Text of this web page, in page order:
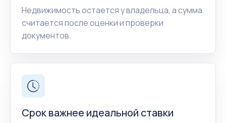
Недвижимость остается у владельца, а сумма
считается после оценки и проверки
документов.
Срок важнее идеальной ставки